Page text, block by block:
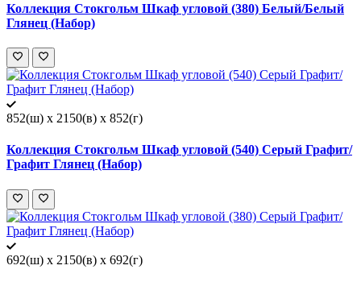
Коллекция Стокгольм Шкаф угловой (380) Белый/Белый
Глянец (Набор)
852(ш) x 2150(в) x 852(г)
Коллекция Стокгольм Шкаф угловой (540) Серый Графит/
Графит Глянец (Набор)
692(ш) x 2150(в) x 692(г)